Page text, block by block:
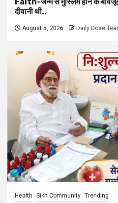
दीवानी थी..
August 5, 2026 Daily Dose
Health Sikh Community Trending